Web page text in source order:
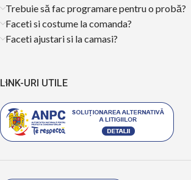
Trebuie să fac programare pentru o probă?
Faceti si costume la comanda?
Faceti ajustari si la camasi?
LINK-URI UTILE